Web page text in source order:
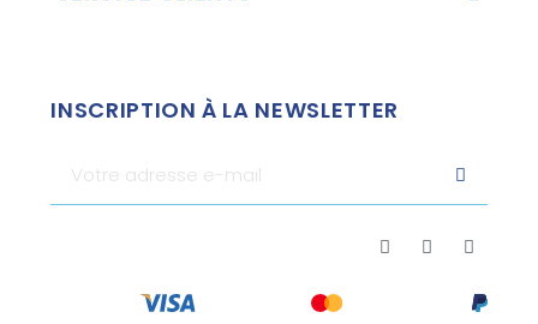
INSCRIPTION À LA NEWSLETTER